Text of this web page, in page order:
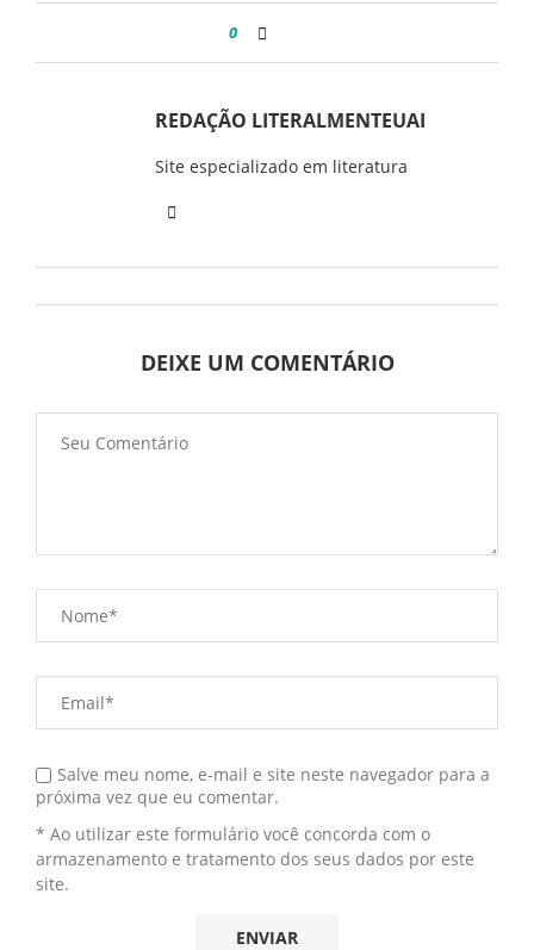
0
REDAÇÃO LITERALMENTEUAI
Site especializado em literatura
DEIXE UM COMENTÁRIO
Salve meu nome, e-mail e site neste navegador para a
próxima vez que eu comentar.
* Ao utilizar este formulário você concorda com o
armazenamento e tratamento dos seus dados por este
site.